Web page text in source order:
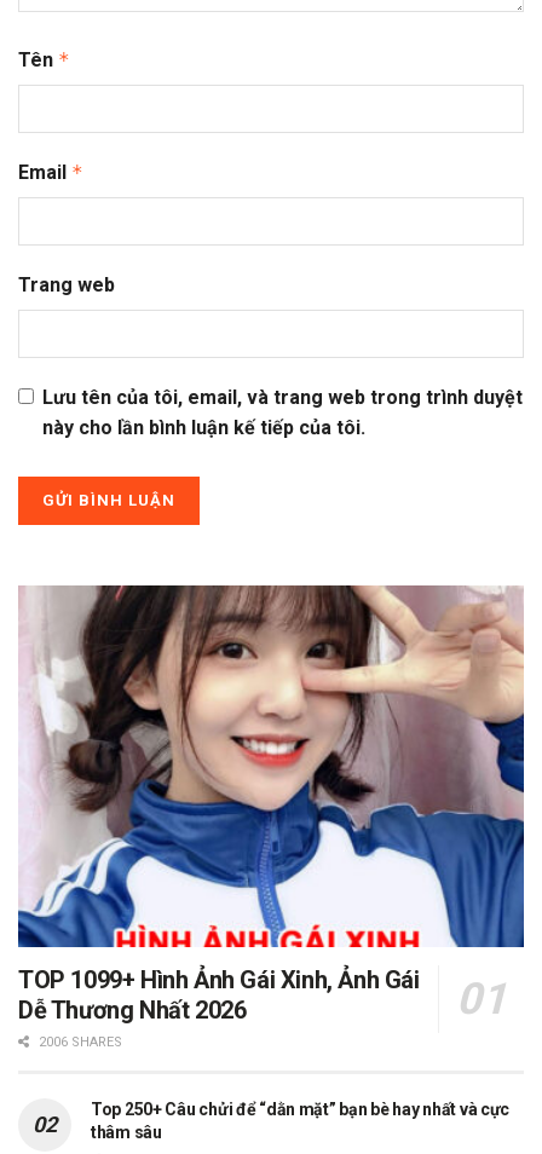
Tên *
Email *
Trang web
Lưu tên của tôi, email, và trang web trong trình duyệt
này cho lần bình luận kế tiếp của tôi.
TOP 1099+ Hình Ảnh Gái Xinh, Ảnh Gái
Dễ Thương Nhất 2026
2006 SHARES
Top 250+ Câu chửi để “dằn mặt” bạn bè hay nhất và cực
thâm sâu